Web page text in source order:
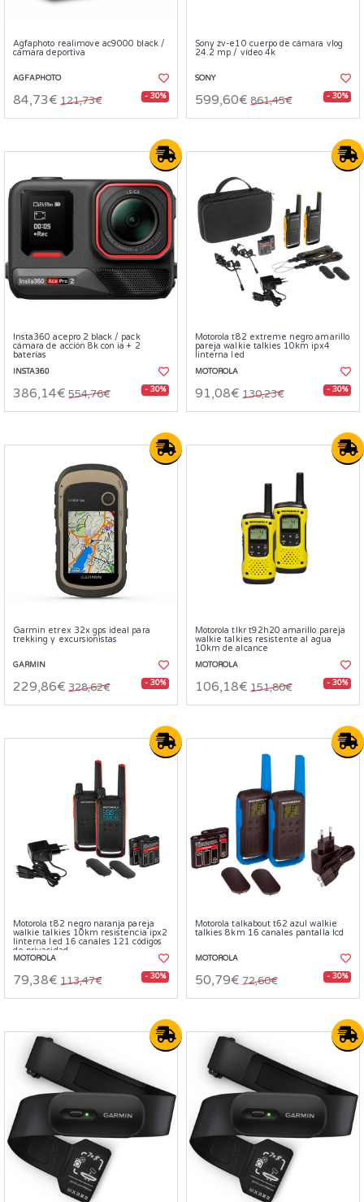
Agfaphoto realimove ac9000 black /
cámara deportiva
AGFAPHOTO
84,73€ 121,73€ - 30%
Sony zv-e10 cuerpo de cámara vlog
24.2 mp / vídeo 4k
SONY
599,60€ 861,45€ - 30%
Insta360 acepro 2 black / pack
cámara de acción 8k con ia + 2
baterías
INSTA360
386,14€ 554,76€ - 30%
Motorola t82 extreme negro amarillo
pareja walkie talkies 10km ipx4
linterna led
MOTOROLA
91,08€ 130,23€ - 30%
Garmin etrex 32x gps ideal para
trekking y excursionistas
GARMIN
229,86€ 328,62€ - 30%
Motorola tlkr t92h20 amarillo pareja
walkie talkies resistente al agua
10km de alcance
MOTOROLA
106,18€ 151,80€ - 30%
Motorola t82 negro naranja pareja
walkie talkies 10km resistencia ipx2
linterna led 16 canales 121 códigos
de privacidad
MOTOROLA
79,38€ 113,47€ - 30%
Motorola talkabout t62 azul walkie
talkies 8km 16 canales pantalla lcd
MOTOROLA
50,79€ 72,60€ - 30%